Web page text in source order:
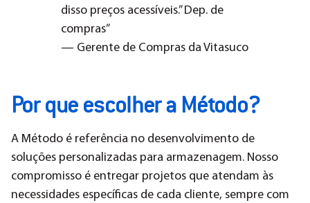
disso preços acessíveis.” Dep. de
compras”
— Gerente de Compras da Vitasuco
Por que escolher a Método?
A Método é referência no desenvolvimento de
soluções personalizadas para armazenagem. Nosso
compromisso é entregar projetos que atendam às
necessidades específicas de cada cliente, sempre com